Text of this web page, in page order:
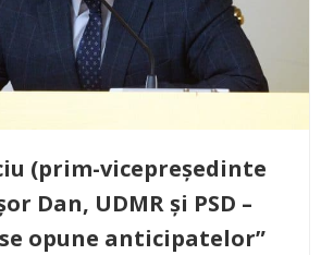
(prim-vicepreședinte
Dan, UDMR și PSD –
opune anticipatelor”